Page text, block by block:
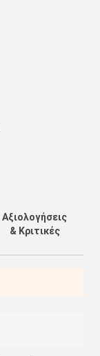
Αξιολογήσεις
& Κριτικές